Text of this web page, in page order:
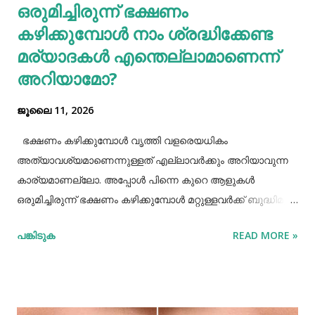
പുകവലിയും മദ്യപാനവും ശരീരത്തിന് മാരകരോഗങ്ങൾ മാ...
ഒരുമിച്ചിരുന്ന് ഭക്ഷണം
കഴിക്കുമ്പോൾ നാം ശ്രദ്ധിക്കേണ്ട
മര്യാദകൾ എന്തെല്ലാമാണെന്ന്
അറിയാമോ?
ജൂലൈ 11, 2026
ഭക്ഷണം കഴിക്കുമ്പോൾ വൃത്തി വളരെയധികം
അത്യാവശ്യമാണെന്നുള്ളത് എല്ലാവർക്കും അറിയാവുന്ന
കാര്യമാണല്ലോ. അപ്പോൾ പിന്നെ കുറെ ആളുകൾ
ഒരുമിച്ചിരുന്ന് ഭക്ഷണം കഴിക്കുമ്പോൾ മറ്റുള്ളവർക്ക് ബുദ്ധിമുട്ട്
ശ്രദ്ധിക്കേണ്ട ചില കാര്യങ്ങളുണ്ട്. ആദ്യമായി നമ്മൾ
പങ്കിടുക READ MORE »